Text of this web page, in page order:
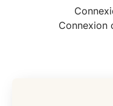
Connexion